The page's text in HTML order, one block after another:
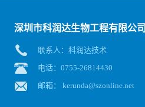
深圳市科润达生物工程有限公司
联系人：科润达技术
电话：0755-26814430
邮箱： kerunda@szonline.net